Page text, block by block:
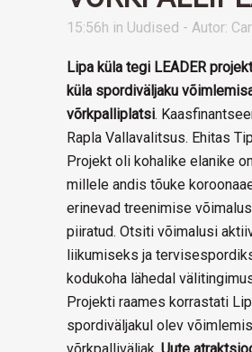
15:56h in Uudised - Autor:
Lipa küla tegi LEADER
küla spordiväljaku
võrkpalliplatsi.
Rapla Vallavalitsus. Ehitas
Projekt oli kohalike elanike
millele andis tõuke
erinevad treenimise
piiratud. Otsiti võimalusi
liikumiseks ja
kodukoha lähedal
Projekti raames korrastati
spordiväljakul olev